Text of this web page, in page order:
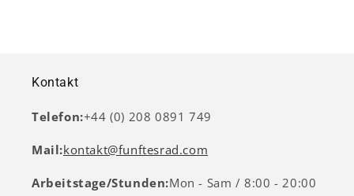
Kontakt
Telefon:+44 (0) 208 0891 749
Mail:kontakt@funftesrad.com
Arbeitstage/Stunden:Mon - Sam / 8:00 - 20:00